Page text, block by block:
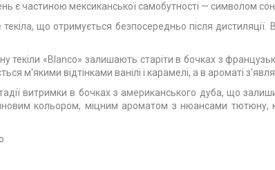
є частиною мексиканської самобутності — символом
що отримується безпосередньо після
текіли «Blanco» залишають старіти в бочках з
м'якими відтінками ванілі і карамелі, а в ароматі
витримки в бочках з американського дуба, що
кольором, міцним ароматом з нюансами тютюну,